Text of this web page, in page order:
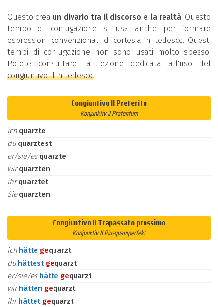
Questo crea un divario tra il discorso e la realtà. Questo
tempo di coniugazione si usa anche per formare
espressioni convenzionali di cortesia in tedesco. Questi
tempi di coniugazione non sono usati molto spesso.
Potete consultare la lezione dedicata all'uso del
congiuntivo II in tedesco.
Congiuntivo II Preterito
Konjunktiv II Präteritum
ich quarzte
du quarztest
er/sie/es quarzte
wirquarzten
ihrquarztet
Sie quarzten
Congiuntivo II Trapassato prossimo
Konjunktiv II Plusquamperfekt
ich hätte gequarzt
du hättest gequarzt
er/sie/es hätte gequarzt
wirhätten gequarzt
ihrhättet gequarzt